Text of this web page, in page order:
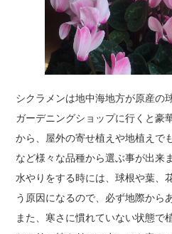
シクラメンは地中海地方が原産の
ガーデニングショップに行くと豪
から、屋外の寄せ植えや地植えで
など様々な品種から選ぶ事が出来
水やりをする時には、球根や葉、
う原因になるので、必ず地際から
また、寒さに慣れていない状態で